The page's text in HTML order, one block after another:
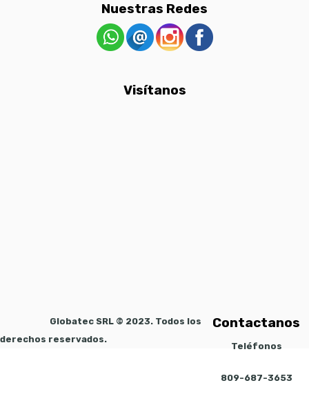
Nuestras Redes
Visítanos
Contactanos
Teléfonos
809-687-3653
Globatec SRL © 2023. Todos los
derechos reservados.